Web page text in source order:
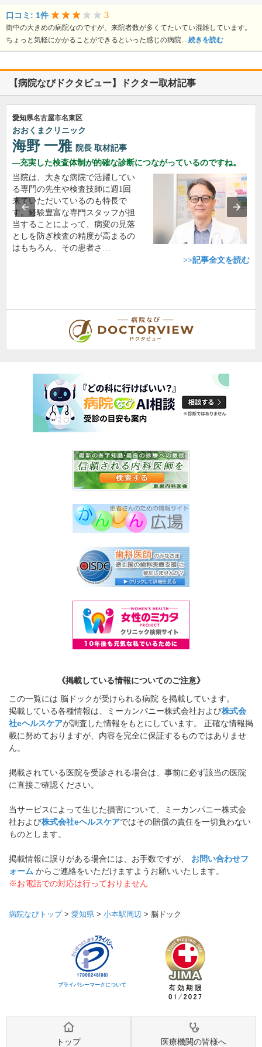
口コミ: 1件 3
街中の大きめの病院なのですが、来院者数が多くてたいてい混雑しています。
ちょっと気軽にかかることができるといった感じの病院... 続きを読む
【病院なびドクタビュー】ドクター取材記事
愛知県名古屋市名東区
おおくまクリニック
海野 一雅 院長 取材記事
充実した検査体制が的確な診断につながっているのですね。
当院は、大きな病院で活躍してい
る専門の先生や検査技師に週1回
来ていただいているのも特長で
す。経験豊富な専門スタッフが担
当することによって、病変の見落
としを防ぎ検査の精度が高まるの
はもちろん、その患者さ…
>>記事全文を読む
《掲載している情報についてのご注意》
この一覧には 脳ドックが受けられる病院 を掲載しています。
掲載している各種情報は、ミーカンパニー株式会社および株式会
社eヘルスケアが調査した情報をもとにしています。 正確な情報掲
載に努めておりますが、内容を完全に保証するものではありませ
ん。
掲載されている医院を受診される場合は、事前に必ず該当の医院
に直接ご確認ください。
当サービスによって生じた損害について、ミーカンパニー株式会
社および株式会社eヘルスケアではその賠償の責任を一切負わない
ものとします。
掲載情報に誤りがある場合には、お手数ですが、 お問い合わせフ
ォーム からご連絡をいただけますようお願いいたします。
※お電話での対応は行っておりません
病院なびトップ> 愛知県 > 小本駅周辺 > 脳ドック
プライバシーマークについて
トップ 医療機関の皆様へ